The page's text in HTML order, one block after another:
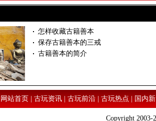
怎样收藏古籍善本
保存古籍善本的三戒
古籍善本的简介
网站首页|古玩资讯|古玩前沿|古玩热点|国内
Copyright 2003-